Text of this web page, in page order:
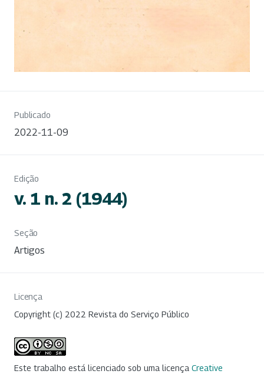
Publicado
2022-11-09
Edição
v. 1 n. 2 (1944)
Seção
Artigos
Licença
Copyright (c) 2022 Revista do Serviço Público
Este trabalho está licenciado sob uma licença Creative